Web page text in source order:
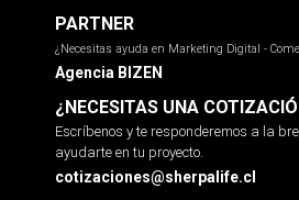
PARTNER
¿Necesitas ayuda en Marketing Digital -
Agencia BIZEN
¿NECESITAS UNA
Escríbenos y te responderemos a la
ayudarte en tu proyecto.
cotizaciones@sherpalife.cl